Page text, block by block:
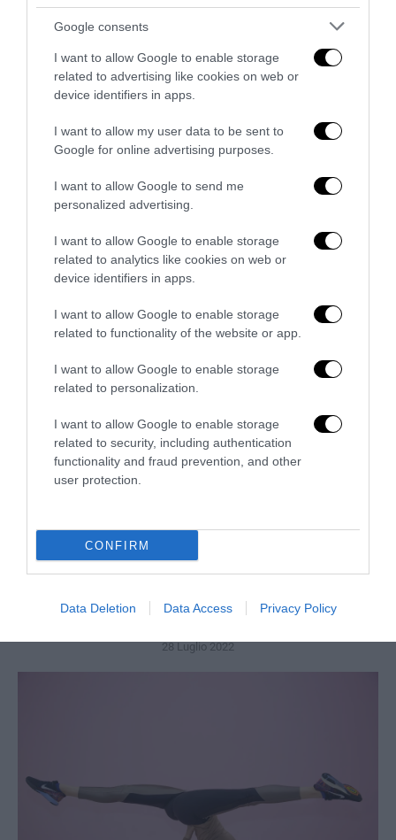
Google consents
I want to allow Google to enable storage
related to advertising like cookies on web or
device identifiers in apps.
I want to allow my user data to be sent to
Google for online advertising purposes.
I want to allow Google to send me
personalized advertising.
I want to allow Google to enable storage
related to analytics like cookies on web or
device identifiers in apps.
I want to allow Google to enable storage
related to functionality of the website or app.
I want to allow Google to enable storage
related to personalization.
I want to allow Google to enable storage
related to security, including authentication
functionality and fraud prevention, and other
user protection.
CONFIRM
Data Deletion Data Access Privacy Policy
Uomini, volete vivere più delle donne? Sposatevi e
laureatevi: i risultati dello studio danese
8 Agosto 2022
Crescita esponenziale delle patologie che interessano
28 Luglio 2022